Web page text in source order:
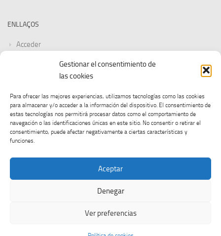
Gestionar el consentimiento de
las cookies
Para ofrecer las mejores experiencias, utilizamos tecnologías como las cookies
para almacenar y/o acceder a la información del dispositivo. El consentimiento de
estas tecnologías nos permitirá procesar datos como el comportamiento de
navegación o las identificaciones únicas en este sitio. No consentir o retirar el
consentimiento, puede afectar negativamente a ciertas características y
funciones.
Aceptar
Denegar
Ver preferencias
ENLLAÇOS
Acceder
Feed de entradas
WordPress.org
- Diseñado con el